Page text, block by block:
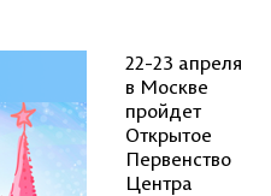
22-23 апреля
в Москве
пройдет
Открытое
Первенство
Центра